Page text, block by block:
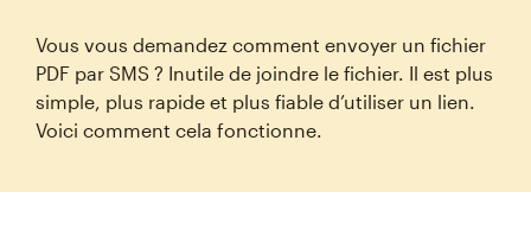
Vous vous demandez comment envoyer un fichier
PDF par SMS ? Inutile de joindre le fichier. Il est plus
simple, plus rapide et plus fiable d’utiliser un lien.
Voici comment cela fonctionne.